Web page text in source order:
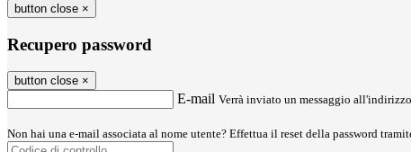
button close ×
Recupero password
button close ×
E-mail Verrà inviato un messaggio
Non hai una e-mail associata al nome utente? Effettua il reset della password